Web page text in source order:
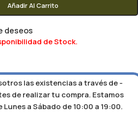
Añadir Al Carrito
deseos
de Stock.
las existencias a través de -
de realizar tu compra. Estamos
a Sábado de 10:00 a 19:00.